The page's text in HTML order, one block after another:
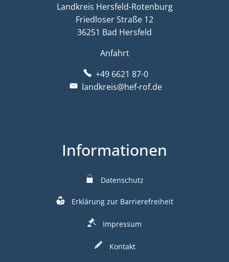
Landkreis Hersfeld-Rotenburg
Friedloser Straße 12
36251 Bad Hersfeld
Anfahrt
+49 6621 87-0
landkreis@hef-rof.de
Informationen
Datenschutz
Erklärung zur Barrierefreiheit
Impressum
Kontakt